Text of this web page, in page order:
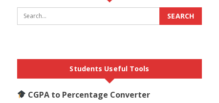
Students Useful Tools
CGPA to Percentage Converter